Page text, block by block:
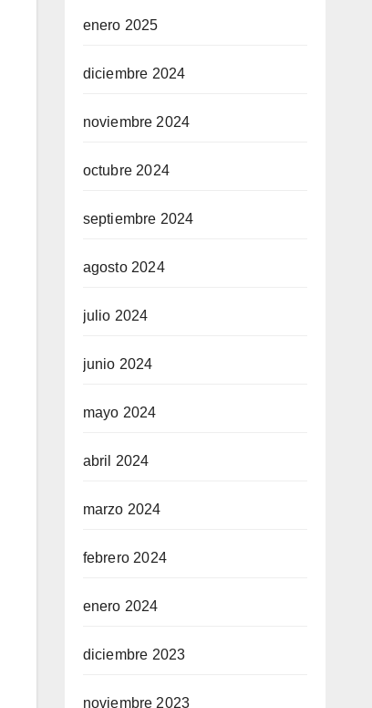
enero 2025
diciembre 2024
noviembre 2024
octubre 2024
septiembre 2024
agosto 2024
julio 2024
junio 2024
mayo 2024
abril 2024
marzo 2024
febrero 2024
enero 2024
diciembre 2023
noviembre 2023